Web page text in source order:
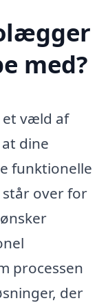
med?
et væld af
dine
funktionelle
over for
processen
der